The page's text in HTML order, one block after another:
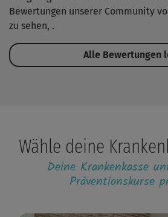
Bewertungen unserer Community
zu sehen, .
Alle Bewertungen
Deine Krankenkasse
Präventionskurse
Wähle deine